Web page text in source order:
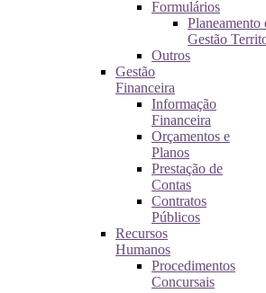
Formulários
Planeamento
Gestão
Outros
Gestão
Financeira
Informação
Financeira
Orçamentos e
Planos
Prestação de
Contas
Contratos
Públicos
Recursos
Humanos
Procedimentos
Concursais